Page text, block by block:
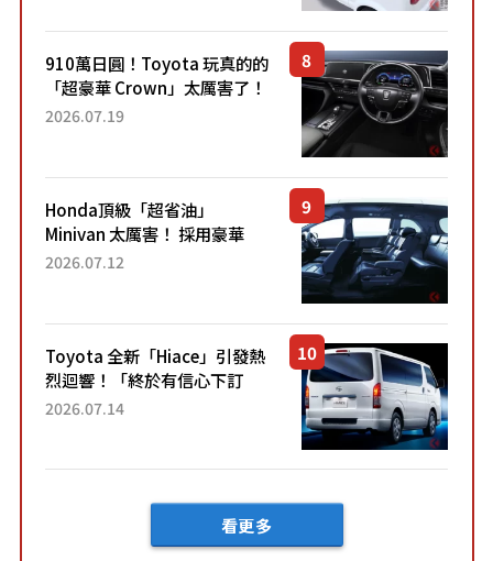
了！...
910萬日圓！Toyota 玩真的的
「超豪華 Crown」太厲害了！
採用由「匠人技藝」打造的
2026.07.19
Honda頂級「超省油」
Minivan 太厲害！ 採用豪華
「真皮座椅」與專屬「黑色內
「三...
2026.07.12
Toyota 全新「Hiace」引發熱
烈迴響！「終於有信心下訂
了！」「哪個等級交車最
車？...
2026.07.14
看更多